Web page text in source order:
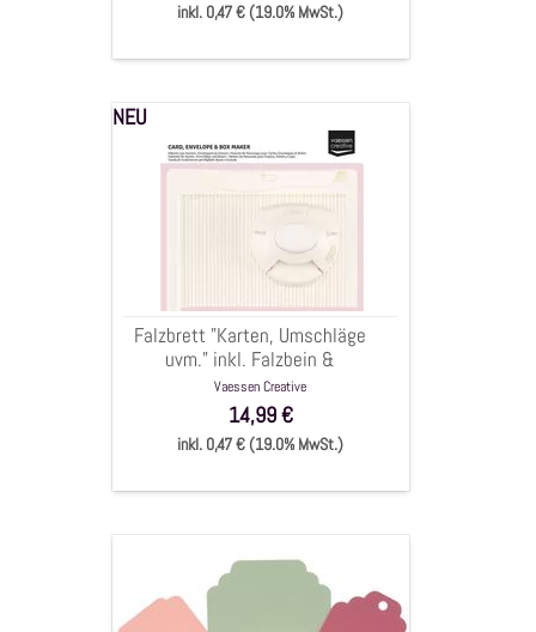
inkl. 0,47 € (19.0% MwSt.)
Falzbrett
"Karten,
Eckstanzer,
16x21cm,
NEU
Falzbrett "Karten, Umschläge
uvm." inkl. Falzbein &
Eckstanzer, 16x21cm, 3-tlg.
Vaessen Creative
14,99 €
inkl. 0,47 € (19.0% MwSt.)
Eckenstanzer